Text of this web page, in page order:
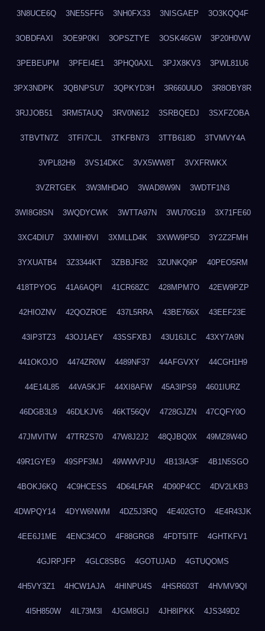
3N8UCE6Q 3NE5SFF6 3NH0FX33 3NISGAEP 3O3KQQ4F
3OBDFAXI 3OE9P0KI 3OPSZTYE 3OSK46GW 3P20H0VW
3PEBEUPM 3PFEI4E1 3PHQ0AXL 3PJX8KV3 3PWL81U6
3PX3NDPK 3QBNPSU7 3QPKYD3H 3R660UUO 3R8OBY8R
3RJJOB51 3RM5TAUQ 3RV0N612 3SRBQEDJ 3SXFZOBA
3TBVTN7Z 3TFI7CJL 3TKFBN73 3TTB618D 3TVMVY4A
3VPL82H9 3VS14DKC 3VX5WW8T 3VXFRWKX
3VZRTGEK 3W3MHD4O 3WAD8W9N 3WDTF1N3
3WI8G8SN 3WQDYCWK 3WTTA97N 3WU70G19 3X71FE60
3XC4DIU7 3XMIH0VI 3XMLLD4K 3XWW9P5D 3Y2Z2FMH
3YXUATB4 3Z3344KT 3ZBBJF82 3ZUNKQ9P 40PEO5RM
418TPYOG 41A6AQPI 41CR68ZC 428MPM7O 42EW9PZP
42HIOZNV 42QOZROE 437L5RRA 43BE766X 43EEF23E
43IP3TZ3 43OJ1AEY 43SSFXBJ 43U16JLC 43XY7A9N
441OKOJO 4474ZR0W 4489NF37 44AFGVXY 44CGH1H9
44E14L85 44VA5KJF 44XI8AFW 45A3IPS9 4601IURZ
46DGB3L9 46DLKJV6 46KT56QV 4728GJZN 47CQFY0O
47JMVITW 47TRZS70 47W8J2J2 48QJBQ0X 49MZ8W4O
49R1GYE9 49SPF3MJ 49WWVPJU 4B13IA3F 4B1N5SGO
4BOKJ6KQ 4C9HCESS 4D64LFAR 4D90P4CC 4DV2LKB3
4DWPQY14 4DYW6NWM 4DZ5J3RQ 4E402GTO 4E4R43JK
4EE6J1ME 4ENC34CO 4F88GRG8 4FDT5ITF 4GHTKFV1
4GJRPJFP 4GLC8SBG 4GOTUJAD 4GTUQOMS
4H5VY3Z1 4HCW1AJA 4HINPU4S 4HSR603T 4HVMV9QI
4I5H850W 4IL73M3I 4JGM8GIJ 4JH8IPKK 4JS349D2